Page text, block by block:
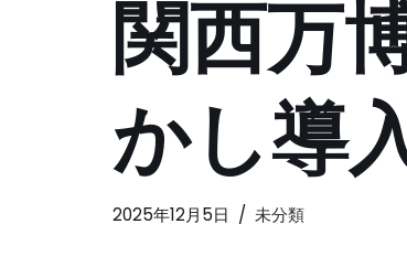
関西万
かし導
2025年12月5日 未分類